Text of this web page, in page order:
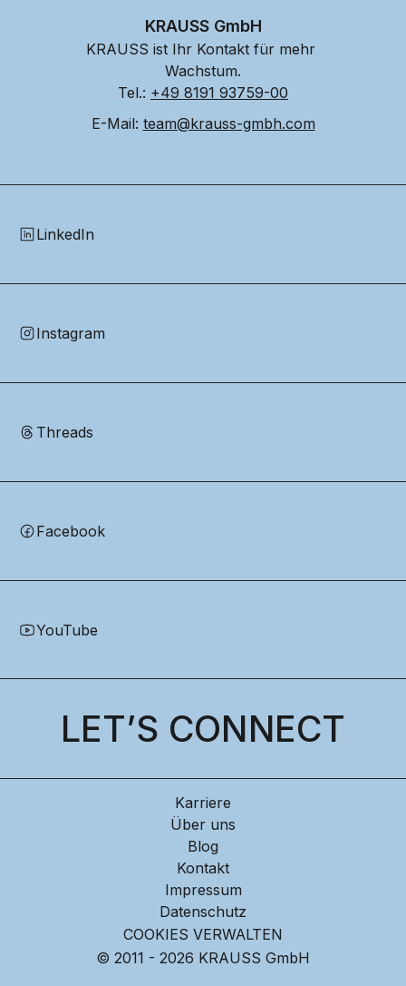
KRAUSS GmbH
KRAUSS ist Ihr Kontakt für mehr
Wachstum.
Tel.: +49 8191 93759-00
E-Mail: team@krauss-gmbh.com
LinkedIn
Instagram
Threads
Facebook
YouTube
LET’S CONNECT
Karriere
Über uns
Blog
Kontakt
Impressum
Datenschutz
COOKIES VERWALTEN
© 2011 - 2026 KRAUSS GmbH